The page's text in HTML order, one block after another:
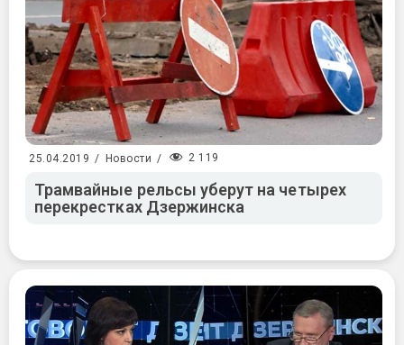
25.04.2019 / Новости / 2 119
Трамвайные рельсы уберут на четырех
перекрестках Дзержинска